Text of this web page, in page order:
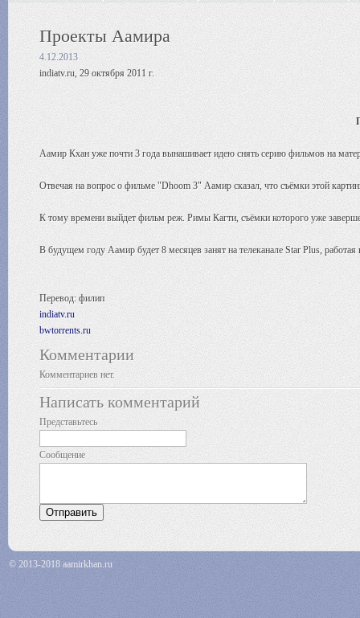
Проекты Аамира
4.12.2013
indiatv.ru, 29 октября 2011 г.
Аамир Кхан уже почти 3 года вынашивает идею снять серию фильмов на
Отвечая на вопрос о фильме "Dhoom 3" Аамир сказал, что съёмки этой
К тому времени выйдет фильм реж. Римы Кагти, съёмки которого уже
В будущем году Аамир будет 8 месяцев занят на телеканале Star Plus,
Перевод: филип
indiatv.ru
bwtorrents.ru
Комментарии
Комментариев нет.
Написать комментарий
Представьтесь
Сообщение
© 2013-2018 aamirkhan.ru